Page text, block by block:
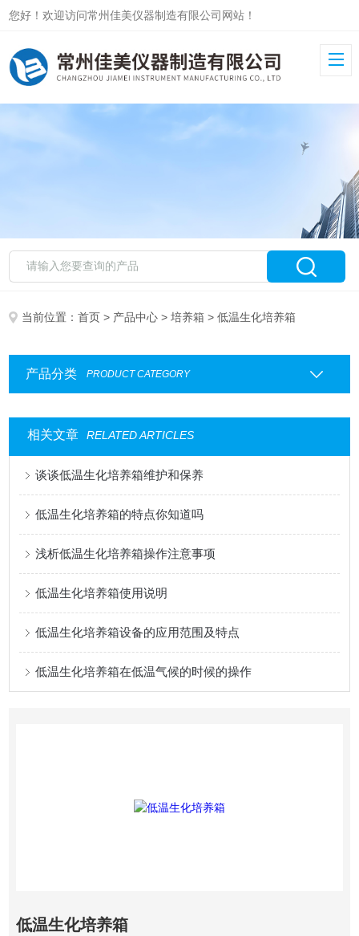
您好！欢迎访问常州佳美仪器制造有限公司网站！
当前位置：首页 > 产品中心 >培养箱 > 低温生化培养箱
产品分类 PRODUCT CATEGORY
相关文章 RELATED ARTICLES
谈谈低温生化培养箱维护和保养
低温生化培养箱的特点你知道吗
浅析低温生化培养箱操作注意事项
低温生化培养箱使用说明
低温生化培养箱设备的应用范围及特点
低温生化培养箱在低温气候的时候的操作
低温生化培养箱